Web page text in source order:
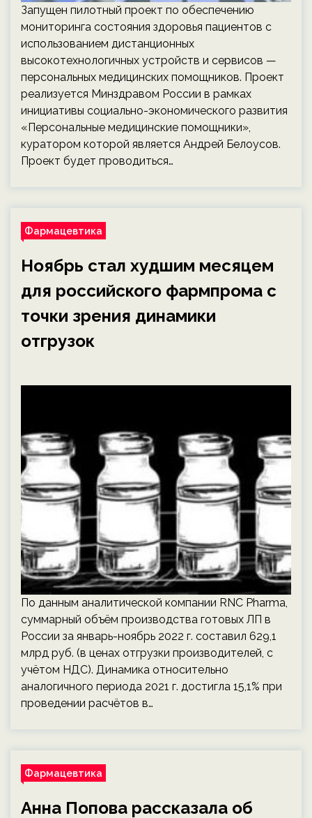
Запущен пилотный проект по обеспечению
мониторинга состояния здоровья пациентов с
использованием дистанционных
высокотехнологичных устройств и сервисов —
персональных медицинских помощников. Проект
реализуется Минздравом России в рамках
инициативы социально-экономического развития
«Персональные медицинские помощники»,
куратором которой является Андрей Белоусов.
Проект будет проводиться…
Фармацевтика
Ноябрь стал худшим месяцем
для российского фармпрома с
точки зрения динамики
отгрузок
По данным аналитической компании RNC Pharma,
суммарный объём производства готовых ЛП в
России за январь-ноябрь 2022 г. составил 629,1
млрд руб. (в ценах отгрузки производителей, с
учётом НДС). Динамика относительно
аналогичного периода 2021 г. достигла 15,1% при
проведении расчётов в…
Фармацевтика
Анна Попова рассказала об